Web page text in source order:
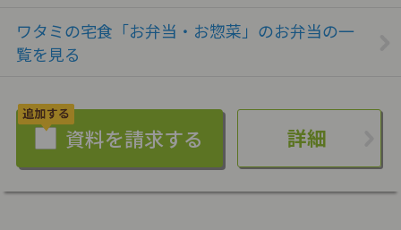
ワタミの宅食「お弁当・お惣菜」のお弁当の一
覧を見る
詳細